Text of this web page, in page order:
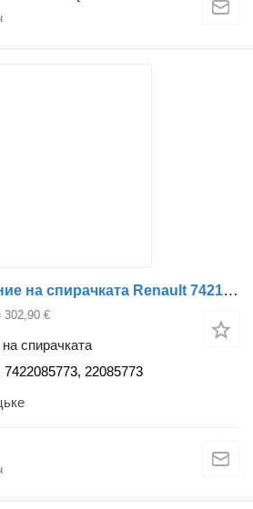
Клапан за управление на спирачката Renault 7421327357 за влекач Renault Range Gama T
302,90 €
спирачката
22085773